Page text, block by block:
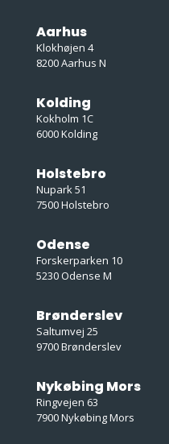
Aarhus
Klokhøjen 4
8200 Aarhus N
Kolding
Kokholm 1C
6000 Kolding
Holstebro
Nupark 51
7500 Holstebro
Odense
Forskerparken 10
5230 Odense M
Brønderslev
Saltumvej 25
9700 Brønderslev
Nykøbing Mors
Ringvejen 63
7900 Nykøbing Mors